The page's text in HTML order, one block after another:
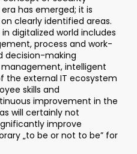
has emerged; it is
clearly identified areas.
digitalized world includes
process and work-
decision-making
intelligent
external IT ecosystem
skills and
improvement in the
will certainly not
improve
„to be or not to be” for